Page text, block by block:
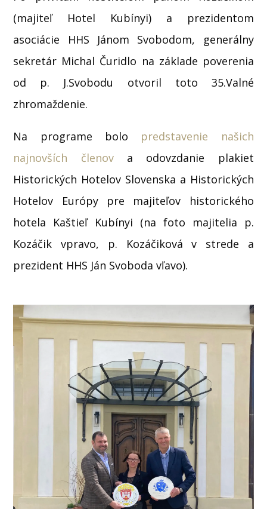
(majiteľ Hotel Kubínyi) a prezidentom
asociácie HHS Jánom Svobodom, generálny
sekretár Michal Čuridlo na základe poverenia
od p. J.Svobodu otvoril toto 35.Valné
zhromaždenie.
Na programe bolo predstavenie našich
najnovších členova odovzdanie plakiet
Historických Hotelov Slovenska a Historických
Hotelov Európy pre majiteľov historického
hotela Kaštieľ Kubínyi (na foto majitelia p.
Kozáčik vpravo, p. Kozáčiková v strede a
prezident HHS Ján Svoboda vľavo).